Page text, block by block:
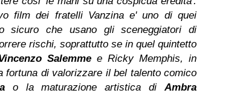
film dei fratelli Vanzina e' uno di quei
sicuro che usano gli sceneggiatori di
rischi, soprattutto se in quel quintetto
Salemme e Ricky Memphis, in
fortuna di valorizzare il bel talento comico
o la maturazione artistica diAmbra